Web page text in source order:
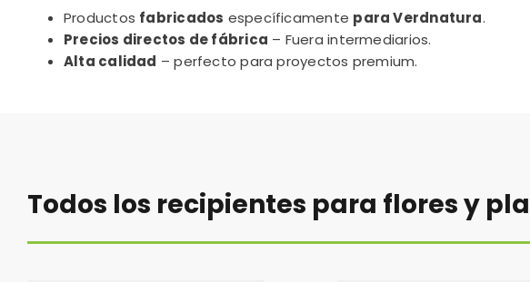
Productos fabricados específicamente para Verdnatura.
Precios directos de fábrica – Fuera intermediarios.
Alta calidad – perfecto para proyectos premium.
Todos los recipientes para flores y